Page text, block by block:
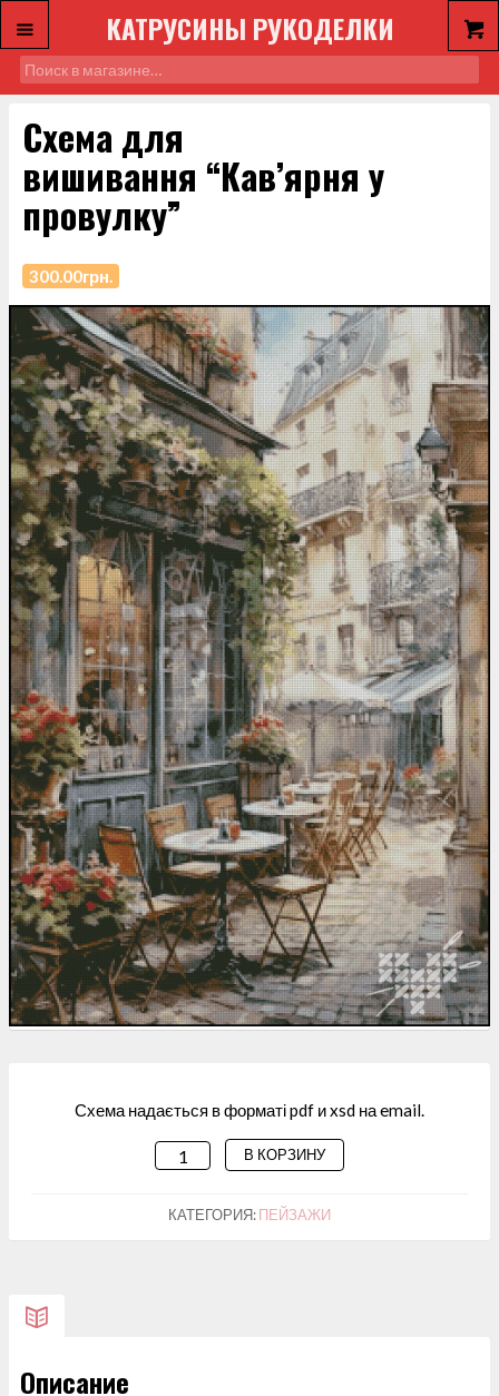
КАТРУСИНЫ РУКОДЕЛКИ
Схема для
вишивання “Кав’ярня у
провулку”
300.00грн.
Схема надається в форматі pdf и xsd на email.
КОЛИЧЕСТВО
СХЕМА
ДЛЯ
В КОРЗИНУ
КАТЕГОРИЯ:ПЕЙЗАЖИ
Описание